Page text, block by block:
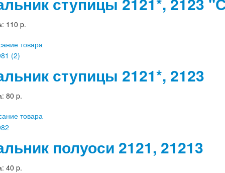
110 p.
товара
ступицы 2121*, 2123
80 p.
товара
полуоси 2121, 21213
40 p.